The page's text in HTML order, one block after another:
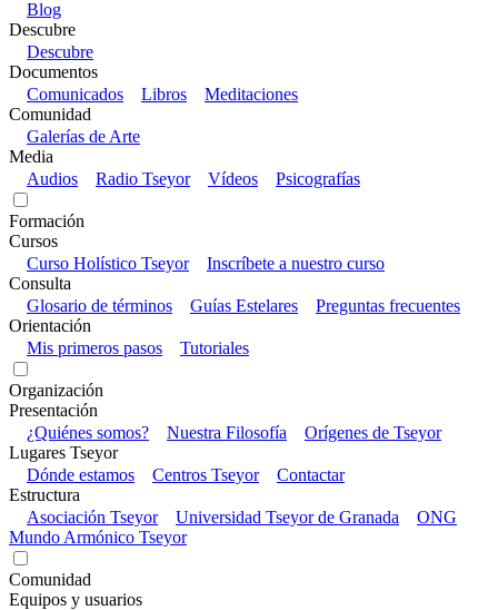
Blog
Descubre
Descubre
Documentos
Comunicados
Libros
Meditaciones
Comunidad
Galerías de Arte
Media
Audios
Radio Tseyor Vídeos Psicografías
Formación
Cursos
Curso Holístico Tseyor
Inscríbete a nuestro curso
Consulta
Glosario de términos
Guías Estelares
Preguntas frecuentes
Orientación
Mis primeros pasos
Tutoriales
Organización
Presentación
¿Quiénes somos?
Nuestra Filosofía
Orígenes de Tseyor
Lugares Tseyor
Dónde estamos
Centros Tseyor
Contactar
Estructura
Asociación Tseyor
Universidad Tseyor de Granada
ONG
Mundo Armónico Tseyor
Comunidad
Equipos y usuarios